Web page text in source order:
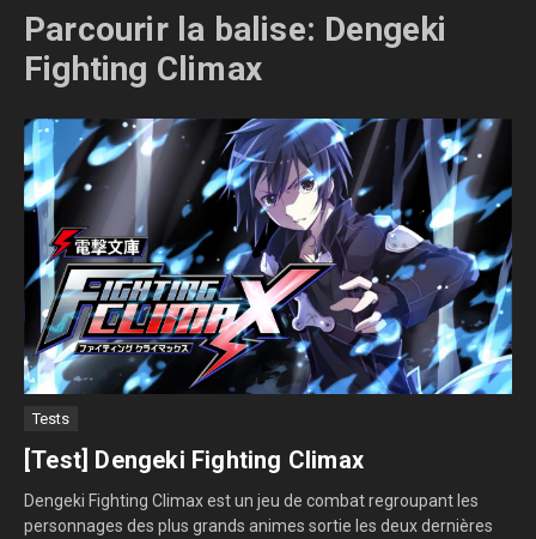
Parcourir la balise: Dengeki
Fighting Climax
Tests
[Test] Dengeki Fighting Climax
Dengeki Fighting Climax est un jeu de combat regroupant les
personnages des plus grands animes sortie les deux dernières